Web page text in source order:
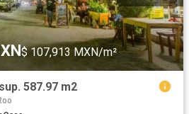
$ 107,913 MXN/m²
587.97 m2